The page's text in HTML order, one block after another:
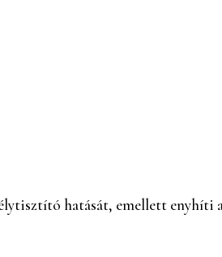
hatását, emellett